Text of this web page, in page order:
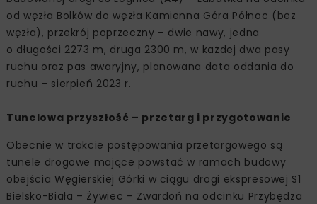
od węzła Bolków do węzła Kamienna Góra Północ (bez
węzła), przekrój poprzeczny – dwie nawy, jedna
o długości 2273 m, druga 2300 m, w każdej dwa pasy
ruchu oraz pas awaryjny, planowana data oddania do
ruchu – sierpień 2023 r.
Tunelowa przyszłość – przetarg i przygotowanie
Obecnie w trakcie postępowania przetargowego są
tunele drogowe mające powstać w ramach budowy
obejścia Węgierskiej Górki w ciągu drogi ekspresowej S1
Bielsko-Biała – Żywiec – Zwardoń na odcinku Przybędza